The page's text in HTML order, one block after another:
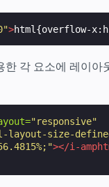
>html{overflow-
각 요소에 레이아
"responsive"
layout-size-
></i-